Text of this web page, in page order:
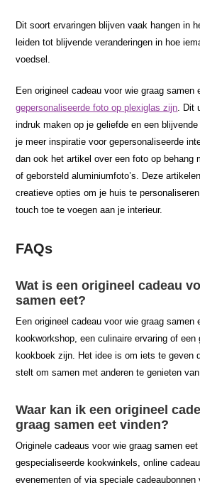
Dit soort ervaringen blijven vaak hangen in
leiden tot blijvende veranderingen in hoe
voedsel.
Een origineel cadeau voor wie graag samen
gepersonaliseerde foto op plexiglas zijn .
indruk maken op je geliefde en een
je meer inspiratie voor gepersonaliseerde
dan ook het artikel over een foto op behang
of geborsteld aluminiumfoto’s. Deze
creatieve opties om je huis te
touch toe te voegen aan je interieur.
FAQs
Wat is een origineel cadeau
samen eet?
Een origineel cadeau voor wie graag samen
kookworkshop, een culinaire ervaring of een
kookboek zijn. Het idee is om iets te geven
stelt om samen met anderen te genieten
Waar kan ik een origineel
graag samen eet vinden?
Originele cadeaus voor wie graag samen
gespecialiseerde kookwinkels, online
evenementen of via speciale cadeaubonnen